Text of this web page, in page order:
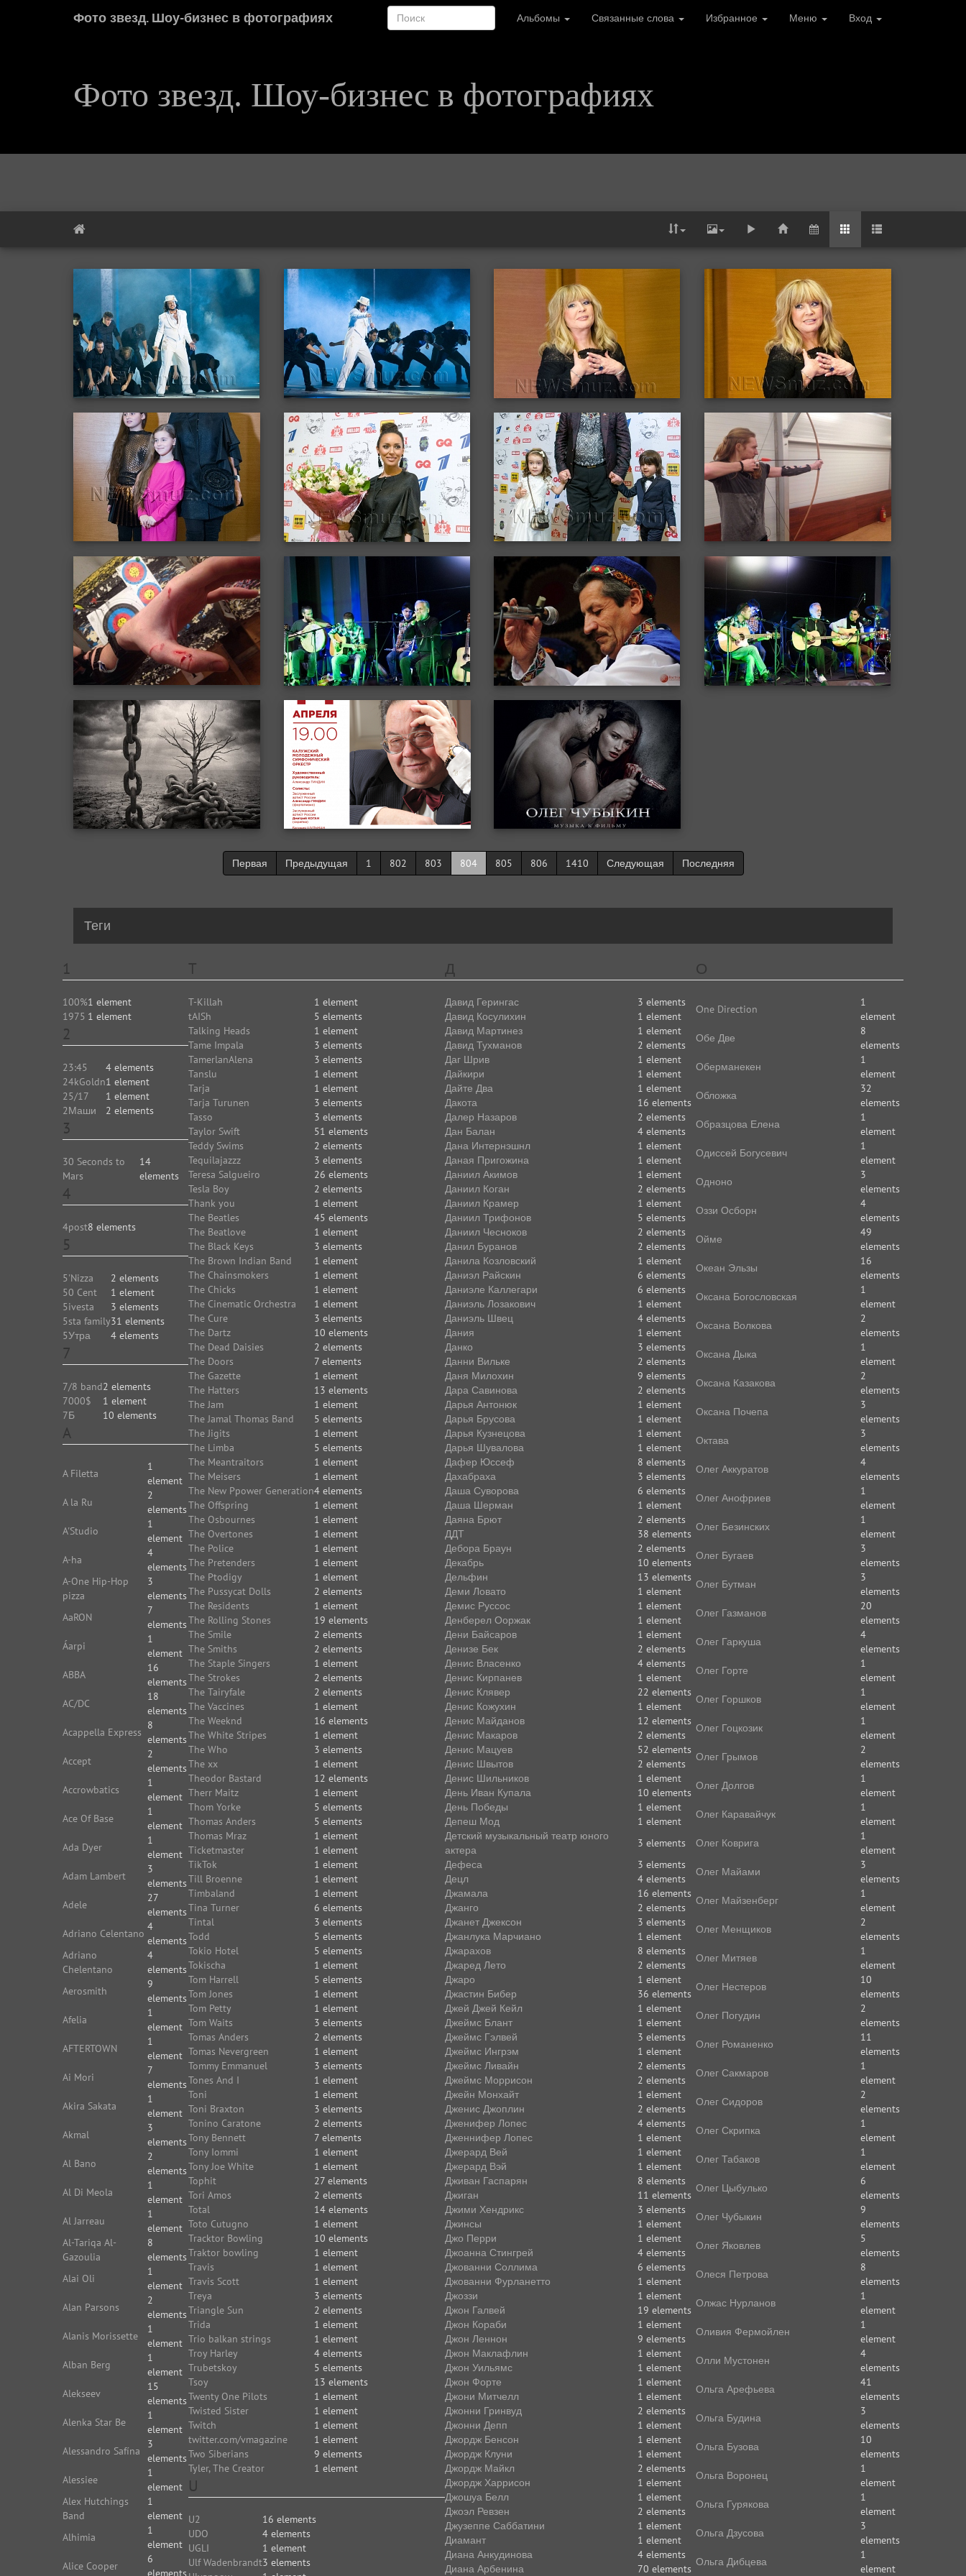
Фото звезд. Шоу-бизнес в фотографиях Альбомы Связанные слова Избранное Меню Вход
Фото звезд. Шоу-бизнес в фотографиях
Первая Предыдущая 1 802 803 804 805 806 1410 Следующая Последняя
Теги
1
100%1 element
1975 1 element
2
23:45
4 elements
24kGoldn1 element
25/17
1 element
2Маши
2 elements
3
30 Seconds to
Mars
14
elements
4
4post8 elements
5
5'Nizza
2 elements
50 Cent
1 element
5ivesta
3 elements
5sta family31 elements
5Утра
4 elements
7
7/8 band2 elements
7000$
1 element
7Б
10 elements
A
A Filetta
1
element
A la Ru
2
elements
A'Studio
1
element
A-ha
4
elements
A-One Hip-Hop
pizza
3
elements
AaRON
7
elements
Áarpi
1
element
ABBA
16
elements
AC/DC
18
elements
Acappella Express
8
elements
Accept
2
elements
Accrowbatics
1
element
Ace Of Base
1
element
Ada Dyer
1
element
Adam Lambert
3
elements
Adele
27
elements
Adriano Celentano
4
elements
Adriano
Chelentano
4
elements
Aerosmith
9
elements
Afelia
1
element
AFTERTOWN
1
element
Ai Mori
7
elements
Akira Sakata
1
element
Akmal
3
elements
Al Bano
2
elements
Al Di Meola
1
element
Al Jarreau
1
element
Al-Tariqa Al-
Gazoulia
8
elements
Alai Oli
1
element
Alan Parsons
2
elements
Alanis Morissette
1
element
Alban Berg
1
element
Alekseev
15
elements
Alenka Star Be
1
element
Alessandro Safína
3
elements
Alessiee
1
element
Alex Hutchings
Band
1
element
Alhimia
1
element
Alice Cooper
6
elements
T
T-Killah
1 element
tAISh
5 elements
Talking Heads
1 element
Tame Impala
3 elements
TamerlanAlena
3 elements
Tanslu
1 element
Tarja
1 element
Tarja Turunen
3 elements
Tasso
3 elements
Taylor Swift
51 elements
Teddy Swims
2 elements
Tequilajazzz
3 elements
Teresa Salgueiro
26 elements
Tesla Boy
2 elements
Thank you
1 element
The Beatles
45 elements
The Beatlove
1 element
The Black Keys
3 elements
The Brown Indian Band
1 element
The Chainsmokers
1 element
The Chicks
1 element
The Cinematic Orchestra
1 element
The Cure
3 elements
The Dartz
10 elements
The Dead Daisies
2 elements
The Doors
7 elements
The Gazette
1 element
The Hatters
13 elements
The Jam
1 element
The Jamal Thomas Band
5 elements
The Jigits
1 element
The Limba
5 elements
The Meantraitors
1 element
The Meisers
1 element
The New Ppower Generation4 elements
The Offspring
1 element
The Osbournes
1 element
The Overtones
1 element
The Police
1 element
The Pretenders
1 element
The Ptodigy
1 element
The Pussycat Dolls
2 elements
The Residents
1 element
The Rolling Stones
19 elements
The Smile
2 elements
The Smiths
2 elements
The Staple Singers
1 element
The Strokes
2 elements
The Tairyfale
2 elements
The Vaccines
1 element
The Weeknd
16 elements
The White Stripes
1 element
The Who
3 elements
The xx
1 element
Theodor Bastard
12 elements
Therr Maitz
1 element
Thom Yorke
5 elements
Thomas Anders
5 elements
Thomas Mraz
1 element
Ticketmaster
1 element
TikTok
1 element
Till Broenne
1 element
Timbaland
1 element
Tina Turner
6 elements
Tintal
3 elements
Todd
5 elements
Tokio Hotel
5 elements
Tokischa
1 element
Tom Harrell
5 elements
Tom Jones
1 element
Tom Petty
1 element
Tom Waits
3 elements
Tomas Anders
2 elements
Tomas Nevergreen
1 element
Tommy Emmanuel
3 elements
Tones And I
1 element
Toni
1 element
Toni Braxton
3 elements
Tonino Caratone
2 elements
Tony Bennett
7 elements
Tony Iommi
1 element
Tony Joe White
1 element
Tophit
27 elements
Tori Amos
2 elements
Total
14 elements
Toto Cutugno
1 element
Tracktor Bowling
10 elements
Traktor bowling
1 element
Travis
1 element
Travis Scott
1 element
Treya
3 elements
Triangle Sun
2 elements
Trida
1 element
Trio balkan strings
1 element
Troy Harley
4 elements
Trubetskoy
5 elements
Tsoy
13 elements
Twenty One Pilots
1 element
Twisted Sister
1 element
Twitch
1 element
twitter.com/vmagazine
1 element
Two Siberians
9 elements
Tyler, The Creator
1 element
U
U2
16 elements
UDO
4 elements
UGLI
1 element
Ulf Wadenbrandt3 elements
Д
Давид Герингас
3 elements
Давид Косулихин
1 element
Давид Мартинез
1 element
Давид Тухманов
2 elements
Даг Шрив
1 element
Дайкири
1 element
Дайте Два
1 element
Дакота
16 elements
Далер Назаров
2 elements
Дан Балан
4 elements
Дана Интернэшнл
1 element
Даная Пригожина
1 element
Даниил Акимов
1 element
Даниил Коган
2 elements
Даниил Крамер
1 element
Даниил Трифонов
5 elements
Даниил Чесноков
2 elements
Данил Буранов
2 elements
Данила Козловский
1 element
Даниэл Райскин
6 elements
Даниэле Каллегари
6 elements
Даниэль Лозакович
1 element
Даниэль Швец
4 elements
Дания
1 element
Данко
3 elements
Данни Вильке
2 elements
Даня Милохин
9 elements
Дара Савинова
2 elements
Дарья Антонюк
1 element
Дарья Брусова
1 element
Дарья Кузнецова
1 element
Дарья Шувалова
1 element
Дафер Юссеф
8 elements
Дахабраха
3 elements
Даша Суворова
6 elements
Даша Шерман
1 element
Даяна Брют
2 elements
ДДТ
38 elements
Дебора Браун
2 elements
Декабрь
10 elements
Дельфин
13 elements
Деми Ловато
1 element
Демис Руссос
1 element
Денберел Ооржак
1 element
Дени Байсаров
1 element
Денизе Бек
2 elements
Денис Власенко
4 elements
Денис Кирпанев
1 element
Денис Клявер
22 elements
Денис Кожухин
1 element
Денис Майданов
12 elements
Денис Макаров
2 elements
Денис Мацуев
52 elements
Денис Швытов
2 elements
Денис Шильников
1 element
День Иван Купала
10 elements
День Победы
1 element
Депеш Мод
1 element
Детский музыкальный театр юного
актера
3 elements
Дефеса
3 elements
Децл
4 elements
Джамала
16 elements
Джанго
2 elements
Джанет Джексон
3 elements
Джанлука Марчиано
1 element
Джарахов
8 elements
Джаред Лето
2 elements
Джаро
1 element
Джастин Бибер
36 elements
Джей Джей Кейл
1 element
Джеймс Блант
1 element
Джеймс Гэлвей
3 elements
Джеймс Ингрэм
1 element
Джеймс Ливайн
2 elements
Джеймс Моррисон
2 elements
Джейн Монхайт
1 element
Дженис Джоплин
2 elements
Дженифер Лопес
4 elements
Дженнифер Лопес
1 element
Джерард Вей
1 element
Джерард Вэй
1 element
Дживан Гаспарян
8 elements
Джиган
11 elements
Джими Хендрикс
3 elements
Джинсы
1 element
Джо Перри
1 element
Джоанна Стингрей
4 elements
Джованни Соллима
6 elements
Джованни Фурланетто
1 element
Джоззи
1 element
Джон Галвей
19 elements
Джон Кораби
1 element
Джон Леннон
9 elements
Джон Маклафлин
1 element
Джон Уильямс
1 element
Джон Форте
1 element
Джони Митчелл
1 element
Джонни Гринвуд
2 elements
Джонни Депп
1 element
Джордж Бенсон
1 element
Джордж Клуни
1 element
Джордж Майкл
2 elements
Джордж Харрисон
1 element
Джошуа Белл
1 element
Джоэл Ревзен
2 elements
Джузеппе Саббатини
1 element
Диамант
1 element
Диана Анкудинова
4 elements
Диана Арбенина
70 elements
О
Оne Direction
1
element
Обе Две
8
elements
Оберманекен
1
element
Обложка
32
elements
Образцова Елена
1
element
Одиссей Богусевич
1
element
Одноно
3
elements
Оззи Осборн
4
elements
Ойме
49
elements
Океан Эльзы
16
elements
Оксана Богословская
1
element
Оксана Волкова
2
elements
Оксана Дыка
1
element
Оксана Казакова
2
elements
Оксана Почепа
3
elements
Октава
3
elements
Олег Аккуратов
4
elements
Олег Анофриев
1
element
Олег Безинских
1
element
Олег Бугаев
3
elements
Олег Бутман
3
elements
Олег Газманов
20
elements
Олег Гаркуша
4
elements
Олег Горте
1
element
Олег Горшков
1
element
Олег Гоцкозик
1
element
Олег Грымов
2
elements
Олег Долгов
1
element
Олег Каравайчук
1
element
Олег Коврига
1
element
Олег Майами
3
elements
Олег Майзенберг
1
element
Олег Менщиков
2
elements
Олег Митяев
1
element
Олег Нестеров
10
elements
Олег Погудин
2
elements
Олег Романенко
11
elements
Олег Сакмаров
1
element
Олег Сидоров
2
elements
Олег Скрипка
1
element
Олег Табаков
1
element
Олег Цыбулько
6
elements
Олег Чубыкин
9
elements
Олег Яковлев
5
elements
Олеся Петрова
8
elements
Олжас Нурланов
1
element
Оливия Фермойлен
1
element
Олли Мустонен
4
elements
Ольга Арефьева
41
elements
Ольга Будина
3
elements
Ольга Бузова
10
elements
Ольга Воронец
1
element
Ольга Гурякова
1
element
Ольга Дзусова
3
elements
Ольга Дибцева
1
element